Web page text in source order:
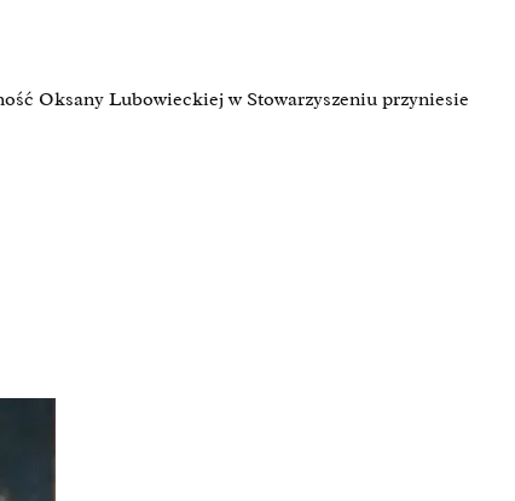
Oksany Lubowieckiej w Stowarzyszeniu przyniesie